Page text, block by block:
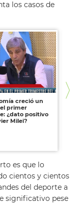
los casos de
creció un
primer
¿dato positivo
Milei?
es que lo
cientos y cientos
del deporte a
significativo pese